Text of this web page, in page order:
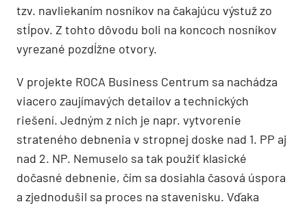
tzv. navliekaním nosníkov na čakajúcu výstuž zo
stĺpov. Z tohto dôvodu boli na koncoch nosníkov
vyrezané pozdĺžne otvory.
V projekte ROCA Business Centrum sa nachádza
viacero zaujímavých detailov a technických
riešení. Jedným z nich je napr. vytvorenie
strateného debnenia v stropnej doske nad 1. PP aj
nad 2. NP. Nemuselo sa tak použiť klasické
dočasné debnenie, čím sa dosiahla časová úspora
a zjednodušil sa proces na stavenisku. Vďaka